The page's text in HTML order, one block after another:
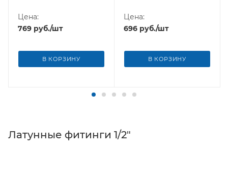
Цена:
769 руб./шт
В КОРЗИНУ
Цена:
696 руб./шт
В КОРЗИНУ
Латунные фитинги 1/2"